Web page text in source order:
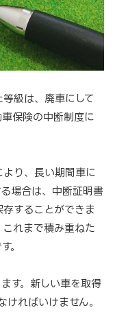
級は、廃車にして
保険の中断制度に
り、長い期間車に
場合は、中断証明書
することができま
れまで積み重ねた
。
す。新しい車を取得
ければいけません。